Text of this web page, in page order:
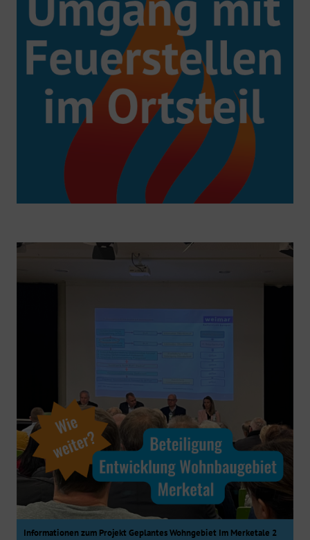
Informationen zum Projekt Geplantes Wohngebiet Im Merketale 2